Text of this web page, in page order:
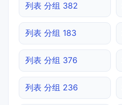
列表 分组 382
列表 分组 183
列表 分组 376
列表 分组 236